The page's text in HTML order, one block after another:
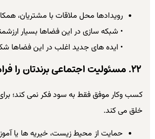
رویدادها محل ملاقات با مشتریان،
• شبکه سازی در این فضاها بسیار
• ایده های جدید اغلب در این فضاها
کسب وکار موفق فقط به سود فکر نمی کند؛
خلق می کند.
حمایت از محیط زیست، خیریه ها یا